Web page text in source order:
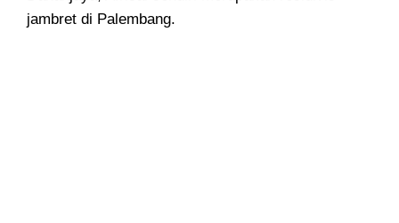
jambret di Palembang.